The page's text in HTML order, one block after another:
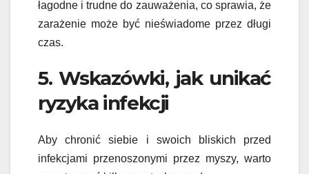
łagodne i trudne do zauważenia, co sprawia, że
zarażenie może być nieświadome przez długi
czas.
5. Wskazówki, jak unikać
ryzyka infekcji
Aby chronić siebie i swoich bliskich przed
infekcjami przenoszonymi przez myszy, warto